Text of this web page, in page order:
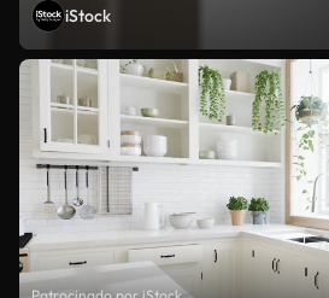
iStock